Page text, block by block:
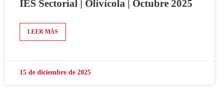
IES Sectorial | Olivícola | Octubre 2025
LEER MÁS
15 de diciembre de 2025